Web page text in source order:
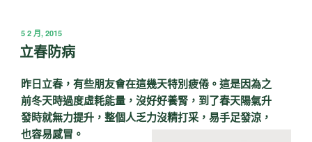
發
佈
於
5 2 月, 2015
立春防病
昨日立春，有些朋友會在這幾天特別疲倦。這是因為之
前冬天時過度虛耗能量，沒好好養腎，到了春天陽氣升
發時就無力提升，整個人乏力沒精打采，易手足發涼，
也容易感冒。